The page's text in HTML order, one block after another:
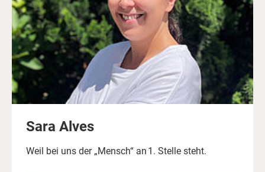
Sara Alves
Weil bei uns der „Mensch“ an 1. Stelle steht.